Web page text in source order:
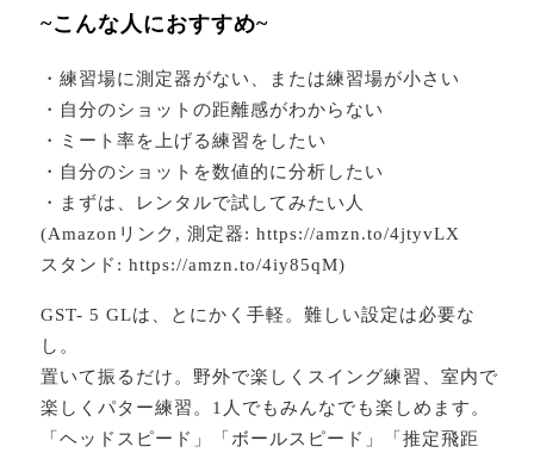
~こんな人におすすめ~
・練習場に測定器がない、または練習場が小さい
・自分のショットの距離感がわからない
・ミート率を上げる練習をしたい
・自分のショットを数値的に分析したい
・まずは、レンタルで試してみたい人
(Amazonリンク, 測定器: https://amzn.to/4jtyvLX
スタンド: https://amzn.to/4iy85qM)
GST- 5 GLは、とにかく手軽。難しい設定は必要な
し。
置いて振るだけ。野外で楽しくスイング練習、室内で
楽しくパター練習。1人でもみんなでも楽しめます。
「ヘッドスピード」「ボールスピード」「推定飛距